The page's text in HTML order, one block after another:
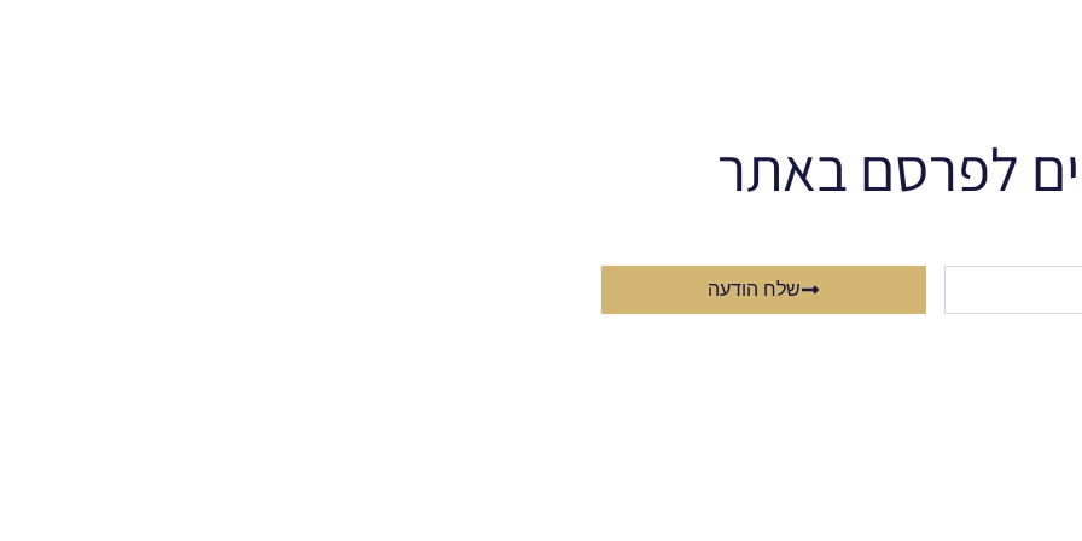
לפרסם באתר
שלח הודעה